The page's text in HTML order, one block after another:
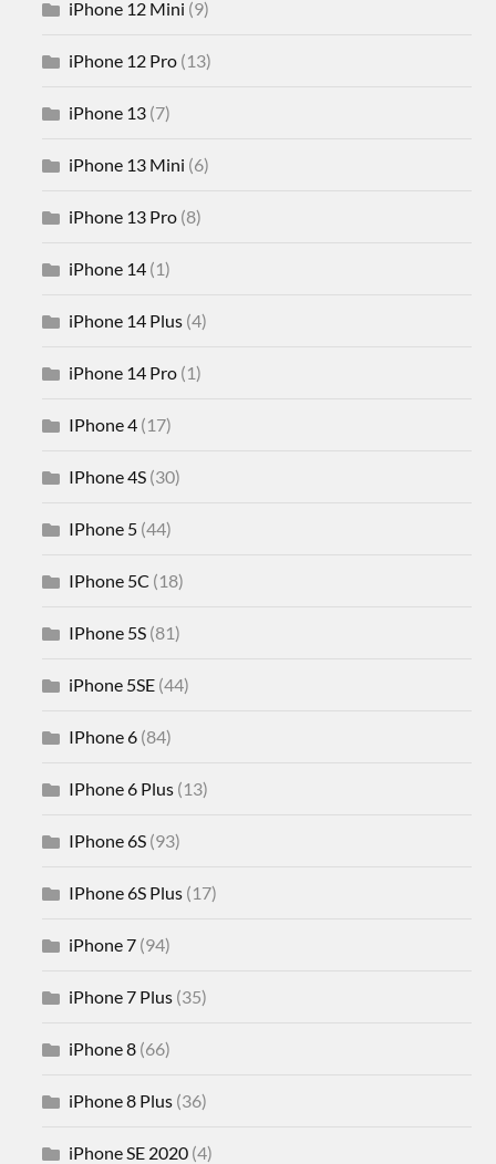
iPhone 12 Mini (9)
iPhone 12 Pro (13)
iPhone 13 (7)
iPhone 13 Mini (6)
iPhone 13 Pro (8)
iPhone 14 (1)
iPhone 14 Plus (4)
iPhone 14 Pro (1)
IPhone 4 (17)
IPhone 4S (30)
IPhone 5 (44)
IPhone 5C (18)
IPhone 5S (81)
iPhone 5SE (44)
IPhone 6 (84)
IPhone 6 Plus (13)
IPhone 6S (93)
IPhone 6S Plus (17)
iPhone 7 (94)
iPhone 7 Plus (35)
iPhone 8 (66)
iPhone 8 Plus (36)
iPhone SE 2020 (4)